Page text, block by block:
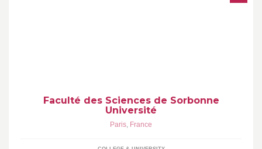
Faculté des Sciences de Sorbonne
Université
Paris, France